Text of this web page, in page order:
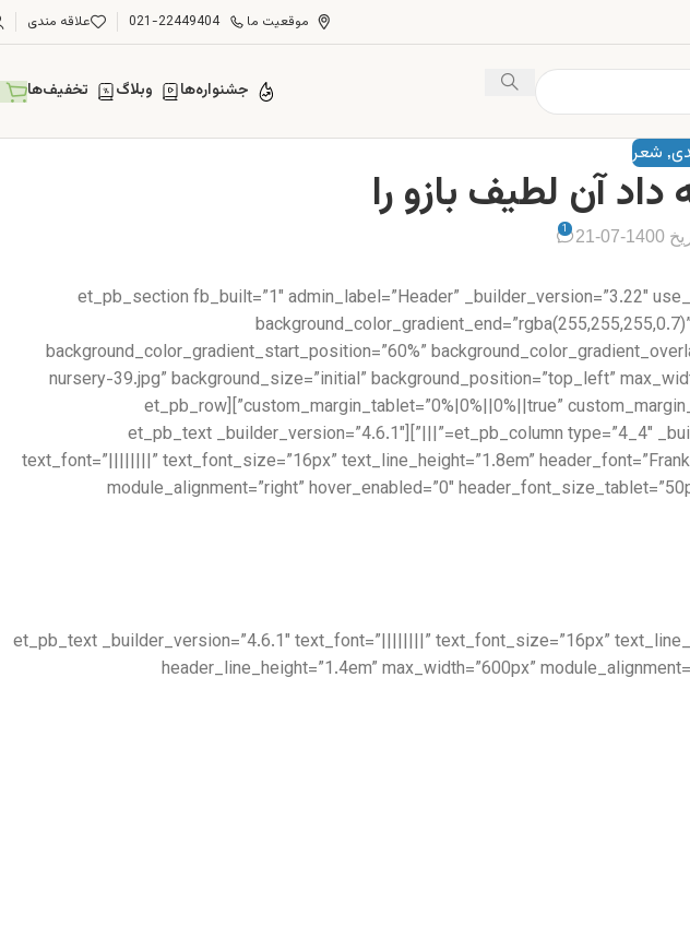
موقعیت ما 021-22449404 علاقه مندی
جشنواره‌ها وبلاگ تخفیف‌ها
, شعر
07-21
1
[et_pb_section fb_built=”1″ admin_label=”Header” _builder_version=”3.22″
background_color_gradient_start_position=”60%”
nursery-39.jpg” background_size=”initial” background_position=”top_left”
custom_margin_tablet=”0%|0%||0%||true” custom_margin_phone=”” custom_margin_last_edited=”on|desktop” custom_padding=”6vw||6vw||true|false”][et_pb_row
_builder_version=”3.25″][et_pb_column type=”4_4″ _builder_version=”3.25″ custom_padding=”|||” custom_padding__hover=”|||”][et_pb_text _builder_version=”4.6.1″
text_font=”||||||||” text_font_size=”16px” text_line_height=”1.8em”
module_alignment=”right” hover_enabled=”0″
[/et_pb_text][et_pb_text _builder_version=”4.6.1″ text_font=”||||||||” text_font_size=”16px”
header_line_height=”1.4em” max_width=”600px”